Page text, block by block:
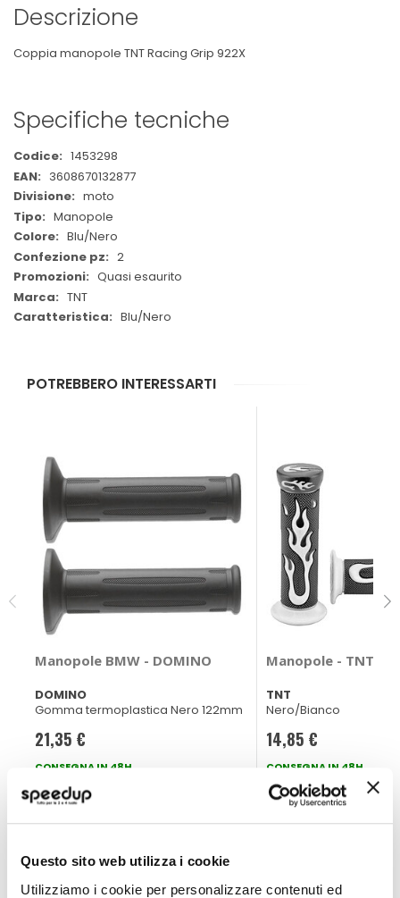
Questo sito web utilizza i cookie
Utilizziamo i cookie per personalizzare contenuti ed
Descrizione
Coppia manopole TNT Racing Grip 922X
Specifiche tecniche
Maggiori
Informazioni
1453298
3608670132877
moto
Manopole
Blu/Nero
2
Quasi esaurito
TNT
Blu/Nero
POTREBBERO INTERESSARTI
Manopole BMW - DOMINO
DOMINO
Gomma termoplastica Nero 122mm
21,35 €
CONSEGNA IN 48H
Manopole - TNT
TNT
Nero/Bianco
14,85 €
CONSEGNA IN 48H